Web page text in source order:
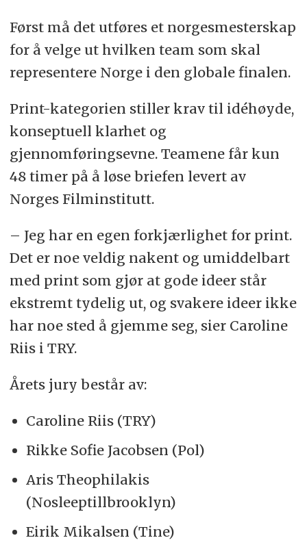
Først må det utføres et norgesmesterskap
for å velge ut hvilken team som skal
representere Norge i den globale finalen.
Print-kategorien stiller krav til idéhøyde,
konseptuell klarhet og
gjennomføringsevne. Teamene får kun
48 timer på å løse briefen levert av
Norges Filminstitutt.
– Jeg har en egen forkjærlighet for print.
Det er noe veldig nakent og umiddelbart
med print som gjør at gode ideer står
ekstremt tydelig ut, og svakere ideer ikke
har noe sted å gjemme seg, sier Caroline
Riis i TRY.
Årets jury består av:
Caroline Riis (TRY)
Rikke Sofie Jacobsen (Pol)
Aris Theophilakis
(Nosleeptillbrooklyn)
Eirik Mikalsen (Tine)